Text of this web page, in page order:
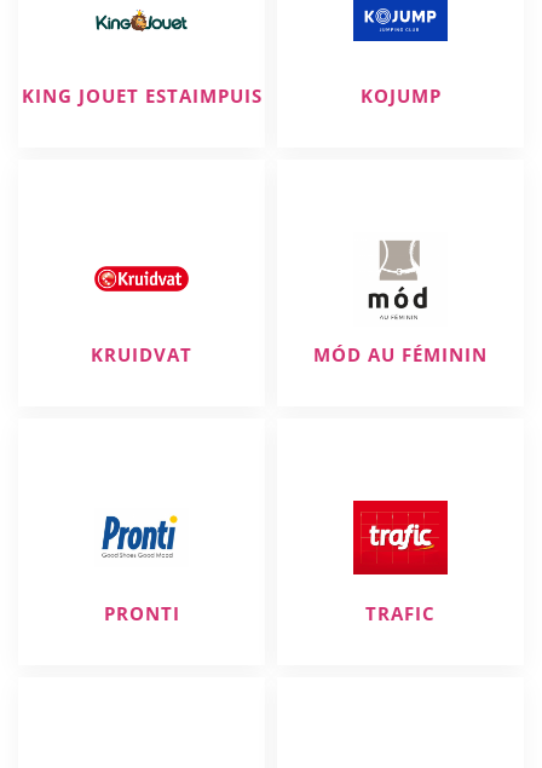
KING JOUET ESTAIMPUIS KOJUMP
KRUIDVAT MÓD AU FÉMININ
PRONTI TRAFIC